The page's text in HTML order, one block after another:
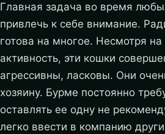
Главная задача во время
привлечь к себе внимание.
готова на многое. Несмотря
активность, эти кошки
агрессивны, ласковы. Они
хозяину. Бурме постоянно
оставлять ее одну не
легко ввести в компанию